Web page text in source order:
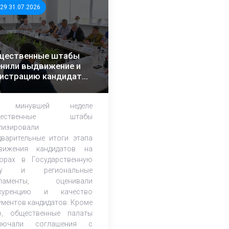
31.07.2026
штабы
выдвижение и
кандидатов
минувшей неделе
штабы
итоги этапа
кандидатов на
в Государственную
и региональные
оценивали
и качество
кандидатов. Кроме
общественные палаты
соглашения с